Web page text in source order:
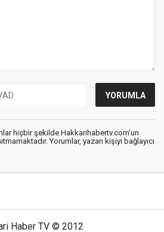
hiçbir şekilde Hakkarihabertv.com’un
Yorumlar, yazan kişiyi bağlayıcı
Haber TV © 2012